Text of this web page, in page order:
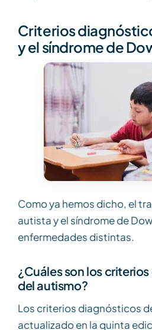
Criterios
y el síndrome de
Como ya hemos dicho, el
autista y el síndrome de
enfermedades distintas.
¿Cuáles son los
del autismo?
Los criterios diagnósticos
actualizado en la quinta